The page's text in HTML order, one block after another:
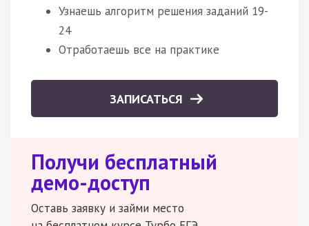
Узнаешь алгоритм решения заданий 19-
24
Отработаешь все на практике
ЗАПИСАТЬСЯ
Получи бесплатный
демо-доступ
Оставь заявку и займи место